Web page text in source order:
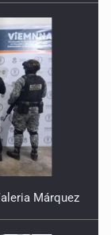
Márquez